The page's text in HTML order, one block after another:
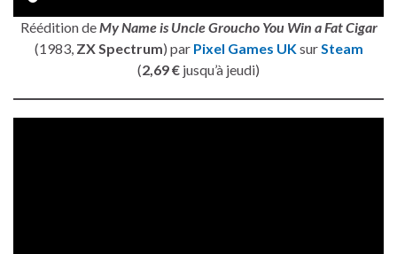
Réédition deMy Name is Uncle Groucho You Win a Fat Cigar
(1983, ZX Spectrum) par Pixel Games UKsurSteam
(2,69 € jusqu’à jeudi)